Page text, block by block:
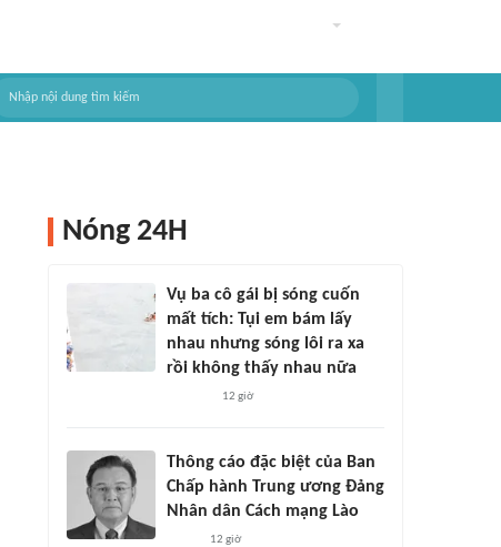
Nóng 24H
Vụ ba cô gái bị sóng cuốn
mất tích: Tụi em bám lấy
nhau nhưng sóng lôi ra xa
rồi không thấy nhau nữa
12 giờ
Thông cáo đặc biệt của Ban
Chấp hành Trung ương Đảng
Nhân dân Cách mạng Lào
12 giờ